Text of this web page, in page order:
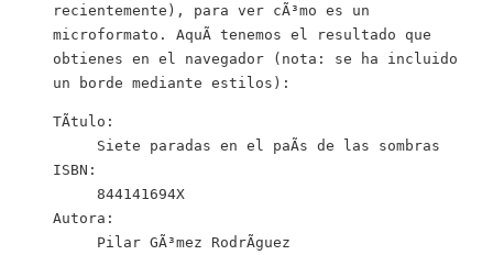
recientemente), para ver cÃ³mo es un
microformato. AquÃ­ tenemos el resultado que
obtienes en el navegador (nota: se ha incluido
un borde mediante estilos):
TÃ­tulo:
Siete paradas en el paÃ­s de las sombras
ISBN:
844141694X
Autora:
Pilar GÃ³mez RodrÃ­guez